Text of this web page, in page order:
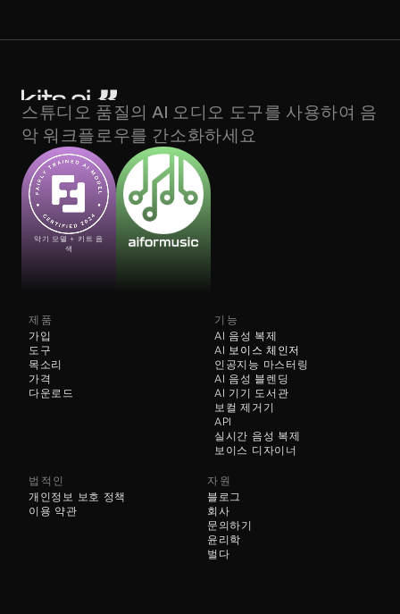
스튜디오 품질의 AI 오디오 도구를 사용하여 음
악 워크플로우를 간소화하세요
악기 모델 + 키트 음
색
제품
가입
도구
목소리
가격
다운로드
기능
AI 음성 복제
AI 음성 블렌딩
AI 보이스 체인저
인공지능 마스터링
AI 기기 도서관
보컬 제거기
API
실시간 음성 복제
보이스 디자이너
법적인
개인정보 보호 정책
이용 약관
자원
블로그
회사
문의하기
윤리학
벌다